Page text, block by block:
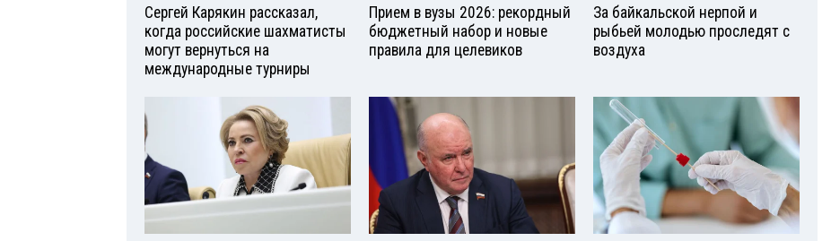
Сергей Карякин рассказал,
когда российские шахматисты
могут вернуться на
международные турниры
Прием в вузы 2026: рекордный
бюджетный набор и новые
правила для целевиков
За байкальской нерпой и
рыбьей молодью проследят с
воздуха